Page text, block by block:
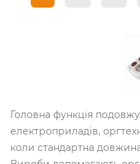
Головна функція
електроприладів,
коли стандартна